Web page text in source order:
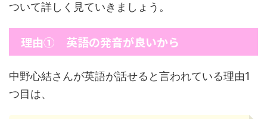
ついて詳しく見ていきましょう。
理由① 英語の発音が良いから
中野心結さんが英語が話せると言われている理由1
つ目は、